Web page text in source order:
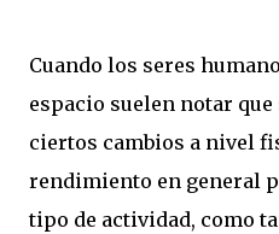
Cuando los seres
espacio suelen notar
ciertos cambios a nivel
rendimiento en general
tipo de actividad, como